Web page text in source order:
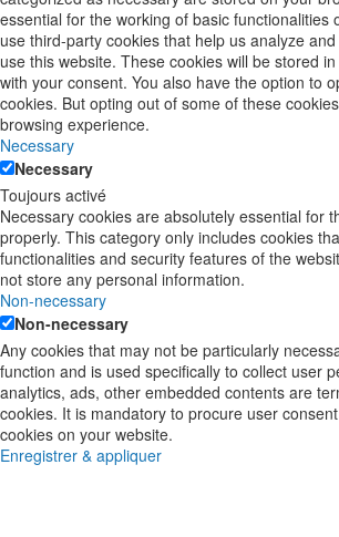
essential for the working of basic functionalities
use third-party cookies that help us analyze
use this website. These cookies will be stored
with your consent. You also have the option to
cookies. But opting out of some of these
browsing experience.
Necessary
Necessary
Toujours activé
Necessary cookies are absolutely essential for
properly. This category only includes cookies
functionalities and security features of the
not store any personal information.
Non-necessary
Non-necessary
Any cookies that may not be particularly
function and is used specifically to collect user
analytics, ads, other embedded contents are
cookies. It is mandatory to procure user
cookies on your website.
Enregistrer & appliquer